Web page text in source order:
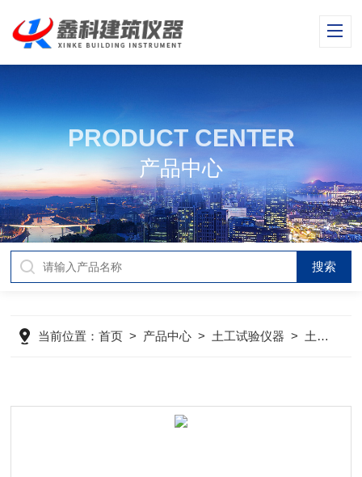
PRODUCT CENTER
产品中心
当前位置：首页 > 产品中心 > 土工试验仪器 > 土工试验仪器产品